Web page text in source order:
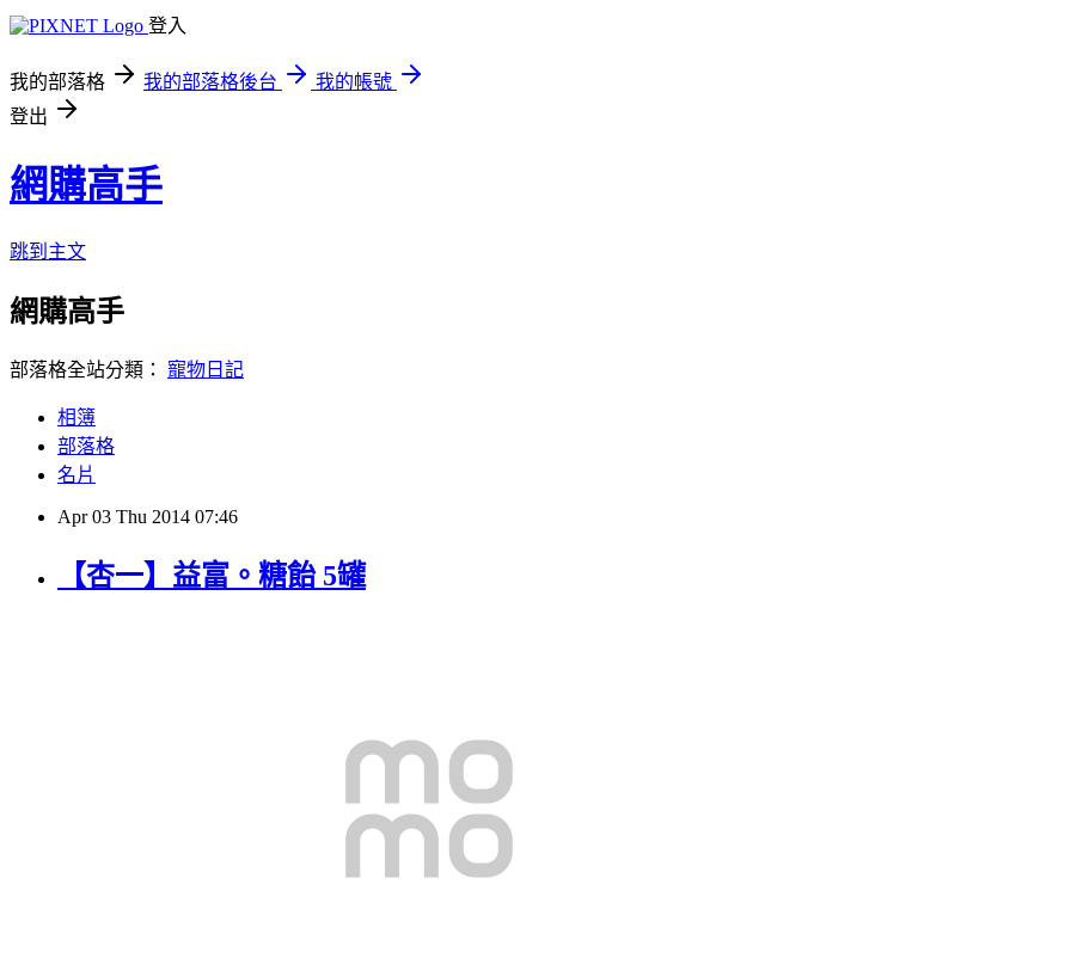
登入
我的部落格 我的部落格後台
我的帳號
登出
網購高手
跳到主文
網購高手
部落格全站分類： 寵物日記
相簿
部落格
名片
Apr 03 Thu 2014 07:46
【杏一】益富。糖飴 5罐